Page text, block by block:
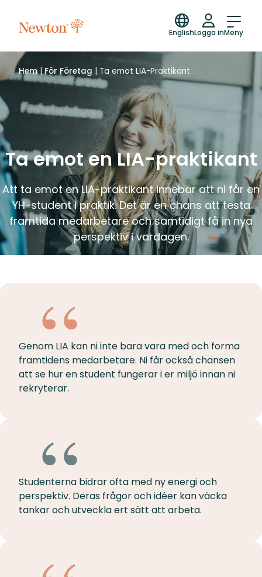
EnglishLogga inMeny
Hem|För Företag | Ta emot LIA-Praktikant
Ta emot en LIA-praktikant
Att ta emot en LIA-praktikant innebär att ni får en
YH-student i praktik. Det är en chans att testa
framtida medarbetare och samtidigt få in nya
perspektiv i vardagen.
Genom LIA kan ni inte bara vara med och forma
framtidens medarbetare. Ni får också chansen
att se hur en student fungerar i er miljö innan ni
rekryterar.
Studenterna bidrar ofta med ny energi och
perspektiv. Deras frågor och idéer kan väcka
tankar och utveckla ert sätt att arbeta.